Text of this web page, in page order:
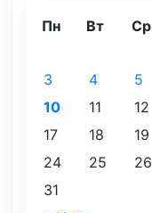
Пн Вт Ср
3
4 5
10
11 12
17
18 19
24
25 26
31